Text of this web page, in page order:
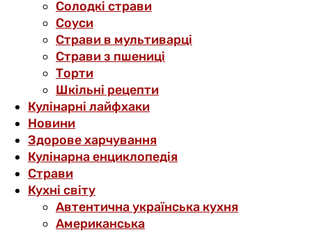
Солодкі страви
Соуси
Страви в мультиварці
Страви з пшениці
Торти
Шкільні рецепти
Кулінарні лайфхаки
Новини
Здорове харчування
Кулінарна енциклопедія
Страви
Кухні світу
Автентична українська кухня
Американська